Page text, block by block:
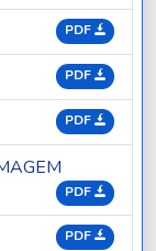
PDF
PDF
PDF
PDF
PDF